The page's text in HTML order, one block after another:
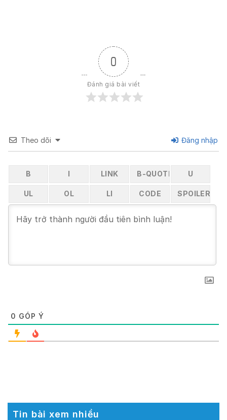
0
Đánh giá bài viết
Theo dõi Đăng nhập
0 GÓP Ý
Tin bài xem nhiều